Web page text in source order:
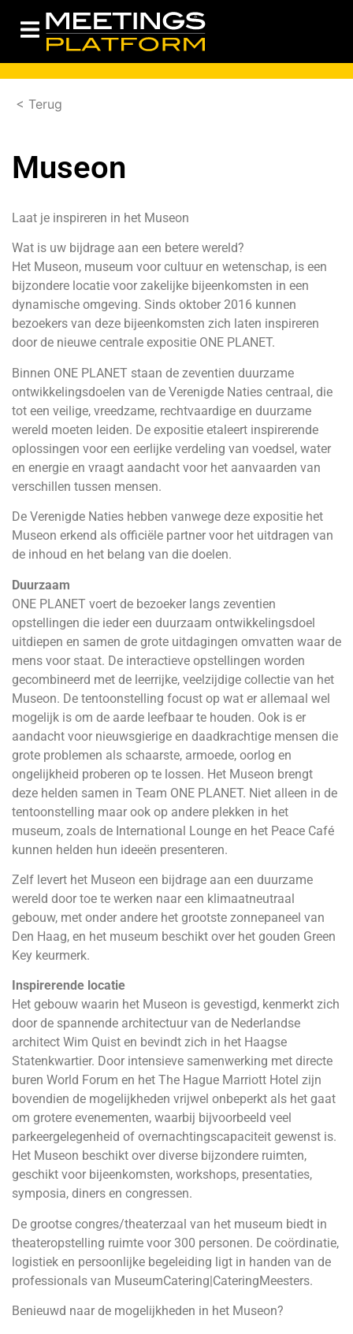
< Terug
Museon
Laat je inspireren in het Museon
Wat is uw bijdrage aan een betere wereld?
Het Museon, museum voor cultuur en wetenschap, is een
bijzondere locatie voor zakelijke bijeenkomsten in een
dynamische omgeving. Sinds oktober 2016 kunnen
bezoekers van deze bijeenkomsten zich laten inspireren
door de nieuwe centrale expositie ONE PLANET.
Binnen ONE PLANET staan de zeventien duurzame
ontwikkelingsdoelen van de Verenigde Naties centraal, die
tot een veilige, vreedzame, rechtvaardige en duurzame
wereld moeten leiden. De expositie etaleert inspirerende
oplossingen voor een eerlijke verdeling van voedsel, water
en energie en vraagt aandacht voor het aanvaarden van
verschillen tussen mensen.
De Verenigde Naties hebben vanwege deze expositie het
Museon erkend als officiële partner voor het uitdragen van
de inhoud en het belang van die doelen.
Duurzaam
ONE PLANET voert de bezoeker langs zeventien
opstellingen die ieder een duurzaam ontwikkelingsdoel
uitdiepen en samen de grote uitdagingen omvatten waar de
mens voor staat. De interactieve opstellingen worden
gecombineerd met de leerrijke, veelzijdige collectie van het
Museon. De tentoonstelling focust op wat er allemaal wel
mogelijk is om de aarde leefbaar te houden. Ook is er
aandacht voor nieuwsgierige en daadkrachtige mensen die
grote problemen als schaarste, armoede, oorlog en
ongelijkheid proberen op te lossen. Het Museon brengt
deze helden samen in Team ONE PLANET. Niet alleen in de
tentoonstelling maar ook op andere plekken in het
museum, zoals de International Lounge en het Peace Café
kunnen helden hun ideeën presenteren.
Zelf levert het Museon een bijdrage aan een duurzame
wereld door toe te werken naar een klimaatneutraal
gebouw, met onder andere het grootste zonnepaneel van
Den Haag, en het museum beschikt over het gouden Green
Key keurmerk.
Inspirerende locatie
Het gebouw waarin het Museon is gevestigd, kenmerkt zich
door de spannende architectuur van de Nederlandse
architect Wim Quist en bevindt zich in het Haagse
Statenkwartier. Door intensieve samenwerking met directe
buren World Forum en het The Hague Marriott Hotel zijn
bovendien de mogelijkheden vrijwel onbeperkt als het gaat
om grotere evenementen, waarbij bijvoorbeeld veel
parkeergelegenheid of overnachtingscapaciteit gewenst is.
Het Museon beschikt over diverse bijzondere ruimten,
geschikt voor bijeenkomsten, workshops, presentaties,
symposia, diners en congressen.
De grootse congres/theaterzaal van het museum biedt in
theateropstelling ruimte voor 300 personen. De coördinatie,
logistiek en persoonlijke begeleiding ligt in handen van de
professionals van MuseumCatering|CateringMeesters.
Benieuwd naar de mogelijkheden in het Museon?